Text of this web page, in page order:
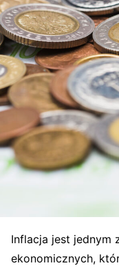
Inflacja jest jednym
ekonomicznych,